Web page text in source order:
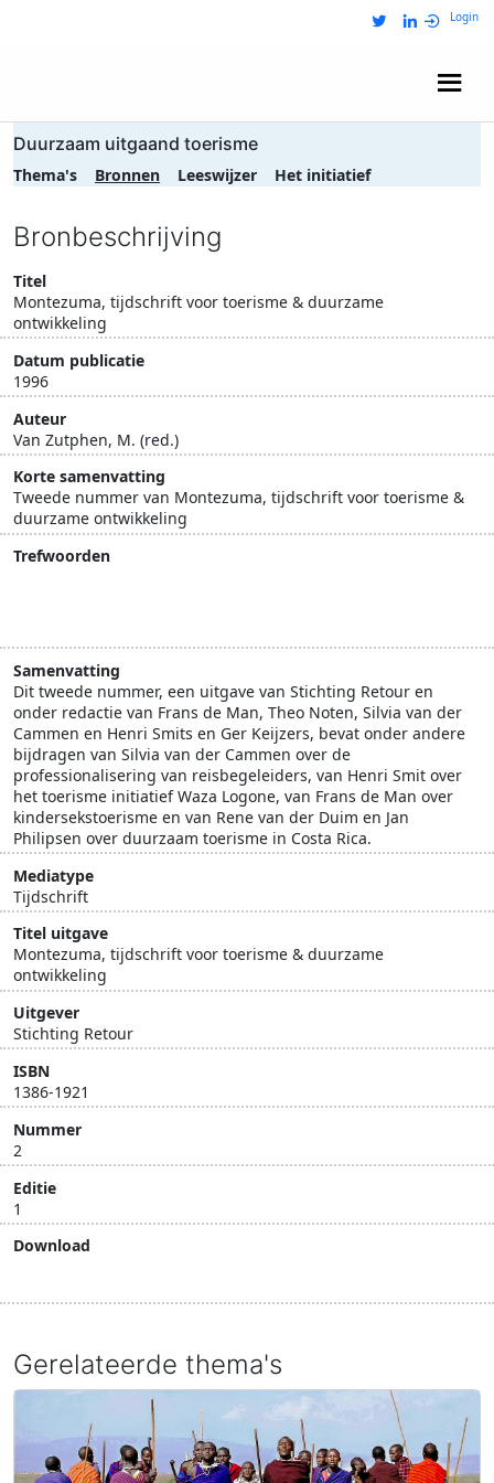
Login
Duurzaam uitgaand toerisme
Thema's Bronnen Leeswijzer Het initiatief
Bronbeschrijving
Titel
Montezuma, tijdschrift voor toerisme & duurzame
ontwikkeling
Datum publicatie
1996
Auteur
Van Zutphen, M. (red.)
Korte samenvatting
Tweede nummer van Montezuma, tijdschrift voor toerisme &
duurzame ontwikkeling
Trefwoorden
Samenvatting
Dit tweede nummer, een uitgave van Stichting Retour en
onder redactie van Frans de Man, Theo Noten, Silvia van der
Cammen en Henri Smits en Ger Keijzers, bevat onder andere
bijdragen van Silvia van der Cammen over de
professionalisering van reisbegeleiders, van Henri Smit over
het toerisme initiatief Waza Logone, van Frans de Man over
kindersekstoerisme en van Rene van der Duim en Jan
Philipsen over duurzaam toerisme in Costa Rica.
Mediatype
Tijdschrift
Titel uitgave
Montezuma, tijdschrift voor toerisme & duurzame
ontwikkeling
Uitgever
Stichting Retour
ISBN
1386-1921
Nummer
2
Editie
1
Download
Gerelateerde thema's